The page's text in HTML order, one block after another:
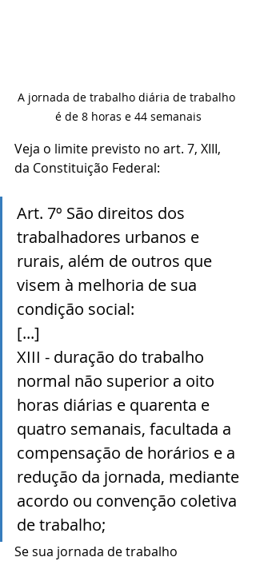
A jornada de trabalho diária de trabalho
é de 8 horas e 44 semanais
Veja o limite previsto no art. 7, XIII,
da Constituição Federal:
Art. 7º São direitos dos
trabalhadores urbanos e
rurais, além de outros que
visem à melhoria de sua
condição social:
[...]
XIII - duração do trabalho
normal não superior a oito
horas diárias e quarenta e
quatro semanais, facultada a
compensação de horários e a
redução da jornada, mediante
acordo ou convenção coletiva
de trabalho;
Se sua jornada de trabalho